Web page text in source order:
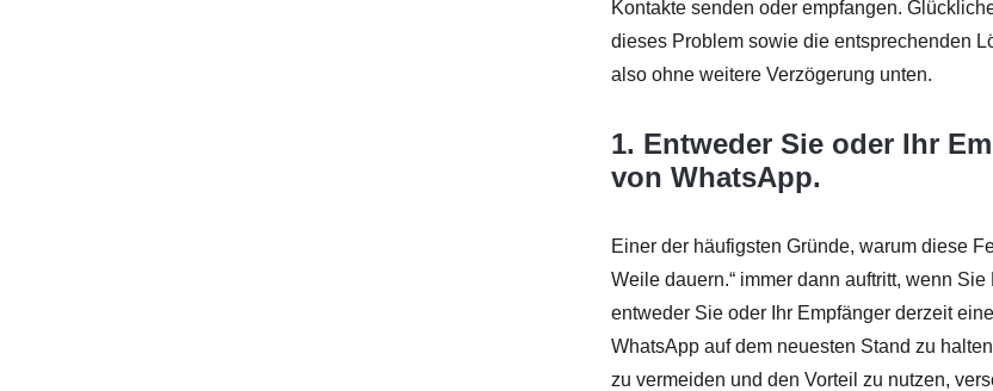
Kontakte senden oder empfangen.
dieses Problem sowie die entsprechenden
also ohne weitere Verzögerung unten.
1. Entweder Sie oder Ihr
von WhatsApp.
Einer der häufigsten Gründe, warum diese
Weile dauern.“ immer dann auftritt, wenn
entweder Sie oder Ihr Empfänger derzeit
WhatsApp auf dem neuesten Stand zu
zu vermeiden und den Vorteil zu nutzen,